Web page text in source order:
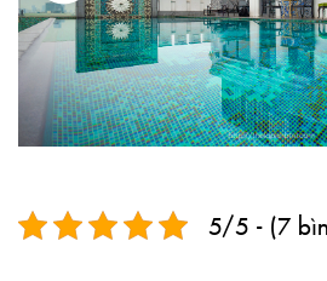
5/5 - (7